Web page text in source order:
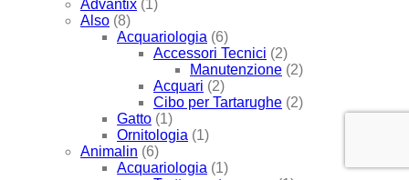
Advantix (1)
Also (8)
Acquariologia (6)
Accessori Tecnici (2)
Manutenzione (2)
Acquari (2)
Cibo per Tartarughe (2)
Gatto (1)
Ornitologia (1)
Animalin (6)
Acquariologia (1)